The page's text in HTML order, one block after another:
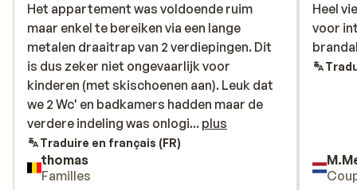
Het appartement was voldoende ruim
maar enkel te bereiken via een lange
metalen draaitrap van 2 verdiepingen. Dit
is dus zeker niet ongevaarlijk voor
kinderen (met skischoenen aan). Leuk dat
we 2 Wc' en badkamers hadden maar de
verdere indeling was onlogisch en niet echt
handig want de helft van ons gezelschap
(4p) had geen slaapkamer. De pistes waren
enkel te bereiken na een heen- en terugrit
Het appartement was voldoende ruim
maar enkel te bereiken via een lange
metalen draaitrap van 2 verdiepingen. Dit
is dus zeker niet ongevaarlijk voor
kinderen (met skischoenen aan). Leuk dat
we 2 Wc' en badkamers hadden maar de
verdere indeling was onlogi... plus
Traduire en français (FR)
thomas
Familles
Heel
voor
Heel
voor